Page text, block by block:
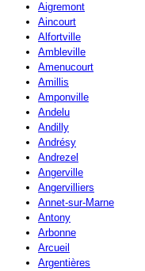
Aigremont
Aincourt
Alfortville
Ambleville
Amenucourt
Amillis
Amponville
Andelu
Andilly
Andrésy
Andrezel
Angerville
Angervilliers
Annet-sur-Marne
Antony
Arbonne
Arcueil
Argentières